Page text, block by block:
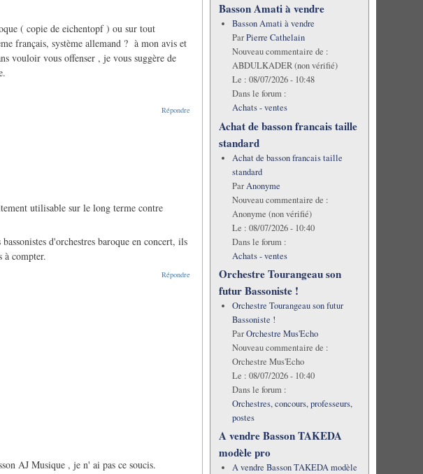
( copie de eichentopf ) ou sur tout
français, système allemand ? à mon avis et
vouloir vous offenser , je vous suggère de
Répondre
utilisable sur le long terme contre
d'orchestres baroque en concert, ils
à compter.
Répondre
AJ Musique , je n' ai pas ce soucis.
Basson Amati à vendre
Basson Amati à vendre
ParPierre Cathelain
Nouveau commentaire de :
ABDULKADER (non vérifié)
Le : 08/07/2026 - 10:48
Dans le forum :
Achats - ventes
Achat de basson francais taille
standard
Achat de basson francais taille
standard
ParAnonyme
Nouveau commentaire de :
Anonyme (non vérifié)
Le : 08/07/2026 - 10:40
Dans le forum :
Achats - ventes
Orchestre Tourangeau son
futur Bassoniste !
Orchestre Tourangeau son futur
Bassoniste !
ParOrchestre Mus'Echo
Nouveau commentaire de :
Orchestre Mus'Echo
Le : 08/07/2026 - 10:40
Dans le forum :
Orchestres, concours, professeurs,
postes
A vendre Basson TAKEDA
modèle pro
A vendre Basson TAKEDA modèle